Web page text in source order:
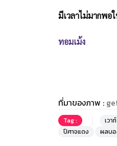
มีเวลาไม่มากพอ
ทอมเม้ง
ที่มาของภาพ :
Tag : เวา
ปีศาจแดง
ผลบ